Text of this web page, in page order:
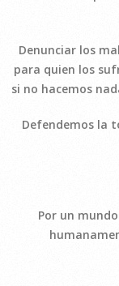
Denunciar los
para quien los
si no hacemos
Defendemos la
Por un